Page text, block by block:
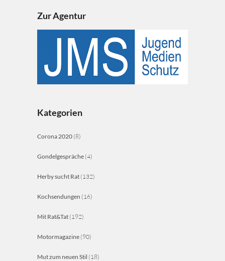
Zur Agentur
Kategorien
Corona 2020 (8)
Gondelgespräche (4)
Herby sucht Rat (132)
Kochsendungen (16)
Mit Rat&Tat (192)
Motormagazine (90)
Mut zum neuen Stil (18)